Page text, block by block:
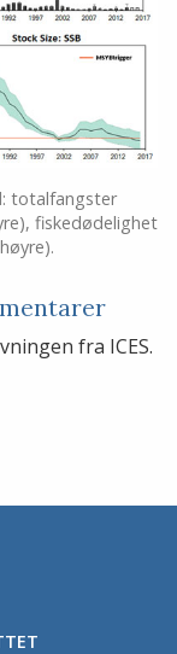
totalfangster
fiskedødelighet
fra ICES.